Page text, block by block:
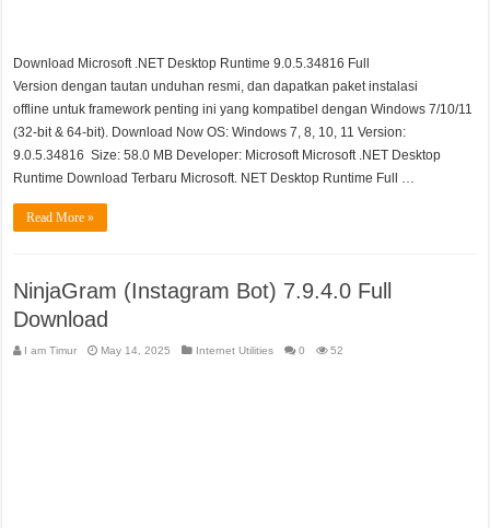
Download Microsoft .NET Desktop Runtime 9.0.5.34816 Full
Version dengan tautan unduhan resmi, dan dapatkan paket instalasi
offline untuk framework penting ini yang kompatibel dengan Windows 7/10/11
(32-bit & 64-bit). Download Now OS: Windows 7, 8, 10, 11 Version:
9.0.5.34816 Size: 58.0 MB Developer: Microsoft Microsoft .NET Desktop
Runtime Download Terbaru Microsoft. NET Desktop Runtime Full …
Read More »
NinjaGram (Instagram Bot) 7.9.4.0 Full
Download
I am Timur May 14, 2025 Internet Utilities 0 52